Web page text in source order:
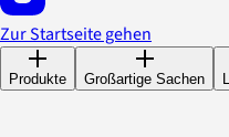
Zur Startseite gehen
Produkte Großartige Sachen